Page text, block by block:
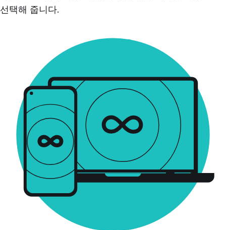
선택해 줍니다.